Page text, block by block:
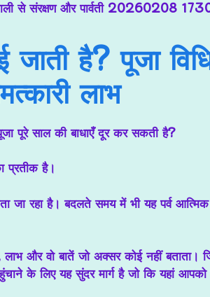
जाती है? पूजा
लाभ
पूरे साल की बाधाएँ दूर कर सकती है?
प्रतीक है।
जा रहा है। बदलते समय में भी यह पर्व
लाभ और वो बातें जो अक्सर कोई नहीं
के लिए यह सुंदर मार्ग है जो कि यहां आपको